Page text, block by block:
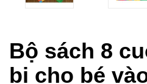
Bộ sách 8
bị cho bé